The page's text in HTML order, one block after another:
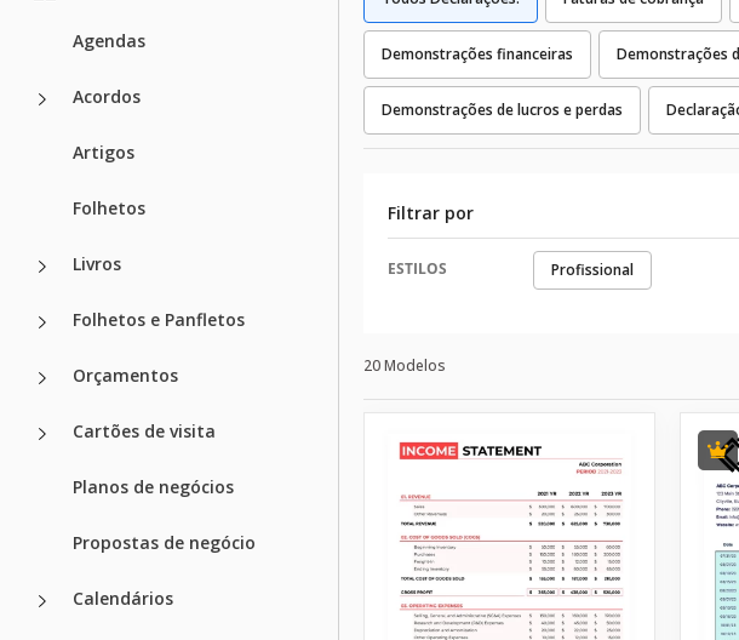
Agendas
Acordos
Artigos
Folhetos
Livros
Folhetos e Panfletos
Orçamentos
Cartões de visita
Planos de negócios
Propostas de negócio
Calendários
Demonstrações financeiras Demonstrações
Demonstrações de lucros e perdas
Filtrar por
ESTILOS Profissional
20 Modelos